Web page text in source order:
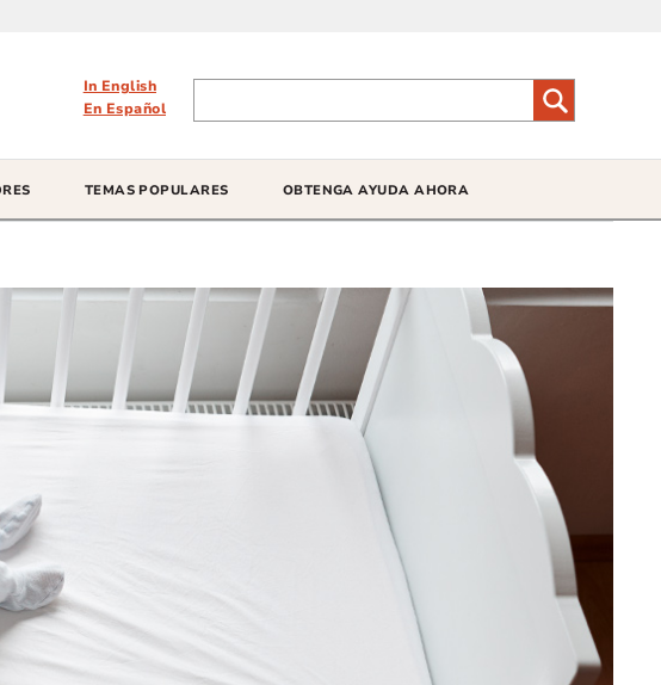
In English
En Español
TEMAS POPULARES OBTENGA AYUDA AHORA